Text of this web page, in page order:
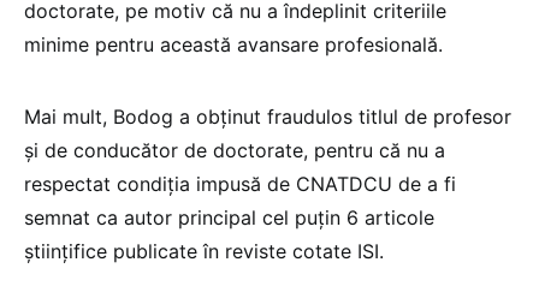
doctorate, pe motiv că nu a îndeplinit criteriile
minime pentru această avansare profesională.
Mai mult, Bodog a obţinut fraudulos titlul de profesor
şi de conducător de doctorate, pentru că nu a
respectat condiţia impusă de CNATDCU de a fi
semnat ca autor principal cel puţin 6 articole
ştiinţifice publicate în reviste cotate ISI.